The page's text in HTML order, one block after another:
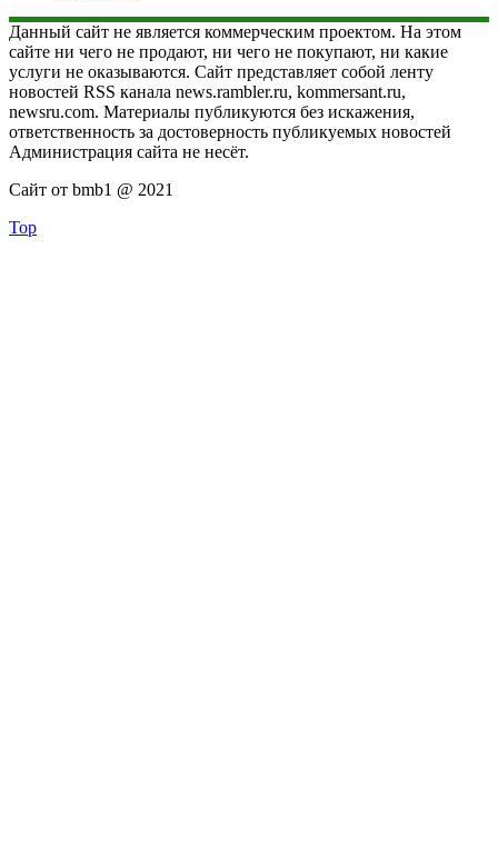
Данный сайт не является коммерческим проектом. На этом
сайте ни чего не продают, ни чего не покупают, ни какие
услуги не оказываются. Сайт представляет собой ленту
новостей RSS канала news.rambler.ru, kommersant.ru,
newsru.com. Материалы публикуются без искажения,
ответственность за достоверность публикуемых новостей
Администрация сайта не несёт.
Сайт от bmb1 @ 2021
Top